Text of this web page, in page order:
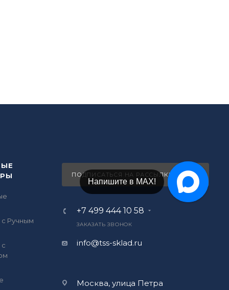
Ручным
ПОДПИСАТЬСЯ НА РАССЫЛКУ
+7 499 444 10 58
ЗАКАЗАТЬ ЗВОНОК
info@tss-sklad.ru
Москва, улица Петра
Напишите в Telegram!